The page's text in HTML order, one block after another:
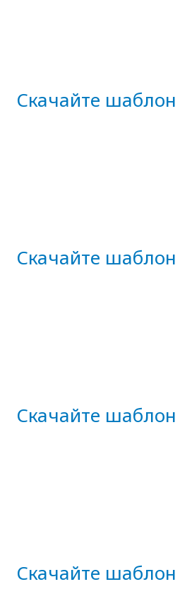
Скачайте
Скачайте
Скачайте
Скачайте